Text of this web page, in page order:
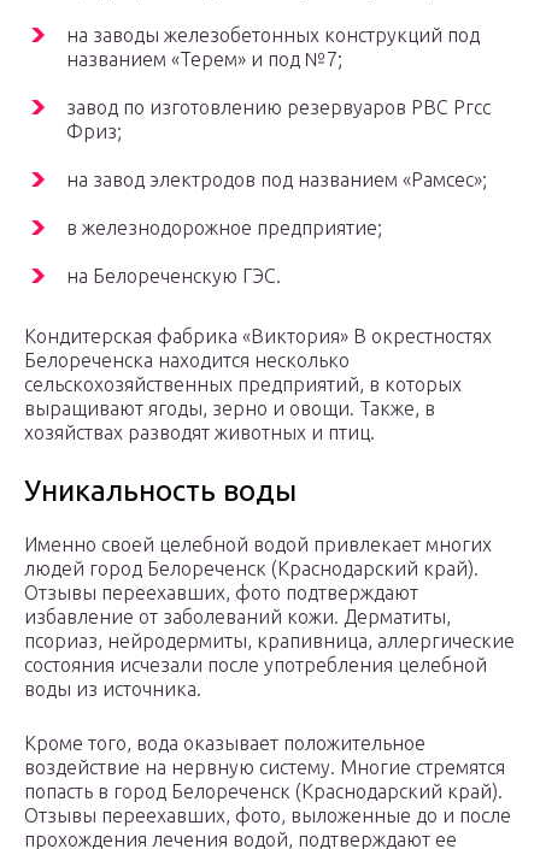
на заводы железобетонных конструкций под
названием «Терем» и под №7;
завод по изготовлению резервуаров РВС Ргсс
Фриз;
на завод электродов под названием «Рамсес»;
в железнодорожное предприятие;
на Белореченскую ГЭС.
Кондитерская фабрика «Виктория» В окрестностях
Белореченска находится несколько
сельскохозяйственных предприятий, в которых
выращивают ягоды, зерно и овощи. Также, в
хозяйствах разводят животных и птиц.
Уникальность воды
Именно своей целебной водой привлекает многих
людей город Белореченск (Краснодарский край).
Отзывы переехавших, фото подтверждают
избавление от заболеваний кожи. Дерматиты,
псориаз, нейродермиты, крапивница, аллергические
состояния исчезали после употребления целебной
воды из источника.
Кроме того, вода оказывает положительное
воздействие на нервную систему. Многие стремятся
попасть в город Белореченск (Краснодарский край).
Отзывы переехавших, фото, выложенные до и после
прохождения лечения водой, подтверждают ее